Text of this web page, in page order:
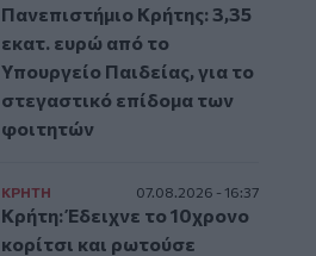
Πανεπιστήμιο Κρήτης: 3,35
εκατ. ευρώ από το
Υπουργείο Παιδείας, για το
στεγαστικό επίδομα των
φοιτητών
ΚΡΗΤΗ 07.08.2026 - 16:37
Κρήτη: Έδειχνε το 10χρονο
κορίτσι και ρωτούσε